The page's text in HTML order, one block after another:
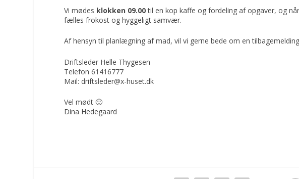
Vi mødes klokken 09.00til en kop kaffe og fordeling af opgaver, og
fælles frokost og hyggeligt samvær.
Af hensyn til planlægning af mad, vil vi gerne bede om en
Driftsleder Helle Thygesen
Telefon 61416777
Mail: driftsleder@x-huset.dk
Vel mødt 🙂
Dina Hedegaard